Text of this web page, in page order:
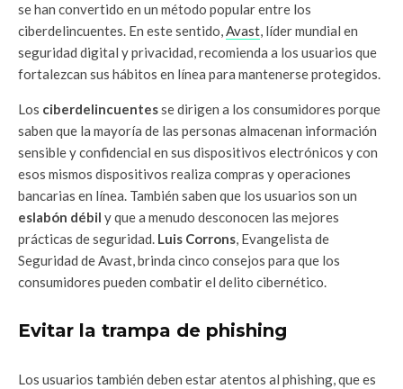
se han convertido en un método popular entre los
ciberdelincuentes. En este sentido,Avast, líder mundial en
seguridad digital y privacidad, recomienda a los usuarios que
fortalezcan sus hábitos en línea para mantenerse protegidos.
Los ciberdelincuentesse dirigen a los consumidores porque
saben que la mayoría de las personas almacenan información
sensible y confidencial en sus dispositivos electrónicos y con
esos mismos dispositivos realiza compras y operaciones
bancarias en línea. También saben que los usuarios son un
eslabón débil y que a menudo desconocen las mejores
prácticas de seguridad. Luis Corrons, Evangelista de
Seguridad de Avast, brinda cinco consejos para que los
consumidores pueden combatir el delito cibernético.
Evitar la trampa de phishing
Los usuarios también deben estar atentos al phishing, que es